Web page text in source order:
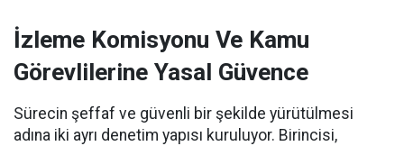
İzleme Komisyonu Ve Kamu
Görevlilerine Yasal Güvence
Sürecin şeffaf ve güvenli bir şekilde yürütülmesi
adına iki ayrı denetim yapısı kuruluyor. Birincisi,